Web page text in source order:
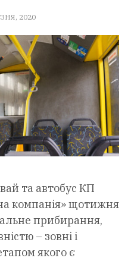
2020
та автобус КП
компанія» щотижня
прибирання,
– зовні і
якого є